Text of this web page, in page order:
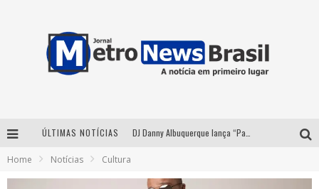
ÚLTIMAS NOTÍCIAS
Home Notícias Cultura